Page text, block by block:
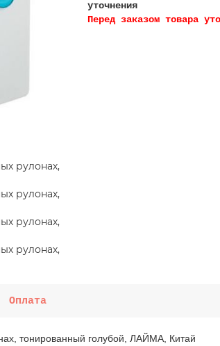
уточнения
Перед заказом товара
Оплата
тонированный голубой, ЛАЙМА, Китай